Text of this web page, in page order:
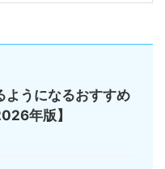
ようになるおすすめ
年版】